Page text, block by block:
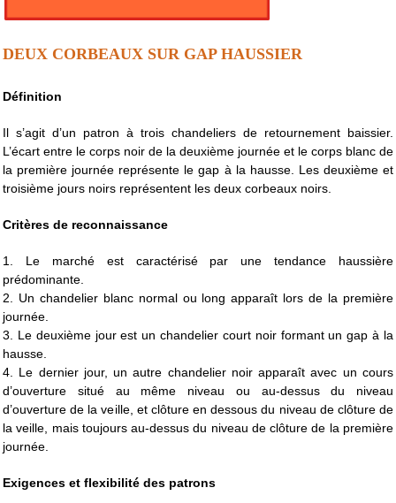
DEUX CORBEAUX SUR GAP HAUSSIER
Définition
Il s’agit d’un patron à trois chandeliers de retournement baissier.
L’écart entre le corps noir de la deuxième journée et le corps blanc de
la première journée représente le gap à la hausse. Les deuxième et
troisième jours noirs représentent les deux corbeaux noirs.
Critères de reconnaissance
1. Le marché est caractérisé par une tendance haussière
prédominante.
2. Un chandelier blanc normal ou long apparaît lors de la première
journée.
3. Le deuxième jour est un chandelier court noir formant un gap à la
hausse.
4. Le dernier jour, un autre chandelier noir apparaît avec un cours
d’ouverture situé au même niveau ou au-dessus du niveau
d’ouverture de la veille, et clôture en dessous du niveau de clôture de
la veille, mais toujours au-dessus du niveau de clôture de la première
journée.
Exigences et flexibilité des patrons